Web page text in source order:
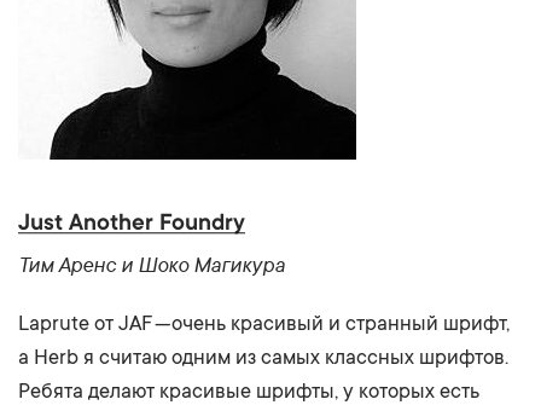
Just Another Foundry
Тим Аренс и Шоко Магикура
Laprute от JAF — очень красивый и странный шрифт,
а Herb я считаю одним из самых классных шрифтов.
Ребята делают красивые шрифты, у которых есть